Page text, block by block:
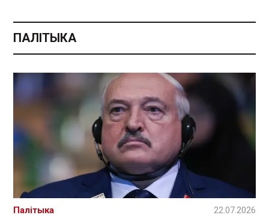
ПАЛІТЫКА
Палітыка 22.07.2026